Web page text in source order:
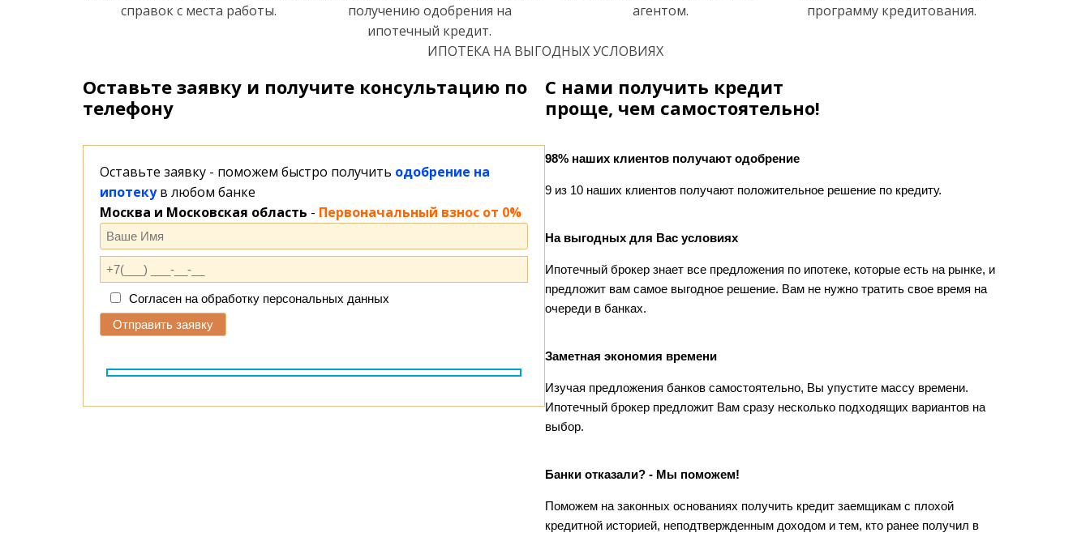
справок с места работы.
получению одобрения на
ипотечный кредит.
агентом.
программу кредитования.
ИПОТЕКА НА ВЫГОДНЫХ УСЛОВИЯХ
Оставьте заявку и получите консультацию по
телефону
Оставьте заявку - поможем быстро получить одобрение на
ипотекув любом банке
Москва и Московская область - Первоначальный взнос от 0%
Согласен на обработку персональных данных
С нами получить кредит
проще, чем самостоятельно!
98% наших клиентов получают одобрение
9 из 10 наших клиентов получают положительное решение по кредиту.
На выгодных для Вас условиях
Ипотечный брокер знает все предложения по ипотеке, которые есть на рынке, и
предложит вам самое выгодное решение. Вам не нужно тратить свое время на
очереди в банках.
Заметная экономия времени
Изучая предложения банков самостоятельно, Вы упустите массу времени.
Ипотечный брокер предложит Вам сразу несколько подходящих вариантов на
выбор.
Банки отказали? - Мы поможем!
Поможем на законных основаниях получить кредит заемщикам с плохой
кредитной историей, неподтвержденным доходом и тем, кто ранее получил в